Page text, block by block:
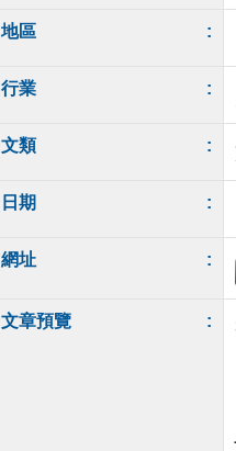
地區 :
行業 :
文類 :
日期 :
網址 :
文章預覽 :